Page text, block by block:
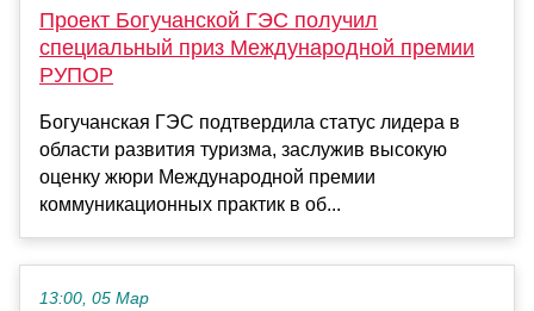
Проект Богучанской ГЭС получил
специальный приз Международной премии
РУПОР
Богучанская ГЭС подтвердила статус лидера в
области развития туризма, заслужив высокую
оценку жюри Международной премии
коммуникационных практик в об...
13:00, 05 Мар